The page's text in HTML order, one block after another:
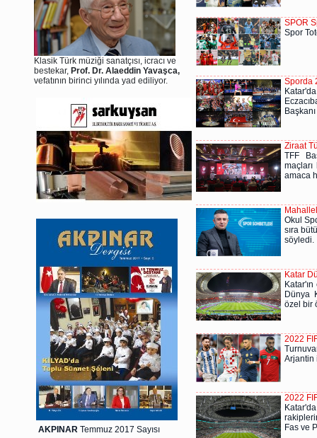
Klasik Türk müziği sanatçısı, icracı ve
bestekar, Prof. Dr. Alaeddin Yavaşca,
vefatının birinci yılında yad ediliyor.
AKPINAR Temmuz 2017 Sayısı
SPOR
Spor
Sporda
Ziraat
TFF
amaca
Okul
sıra
söyledi.
Katar
Dünya
özel bir
2022
Arjantin
2022
Fas ve